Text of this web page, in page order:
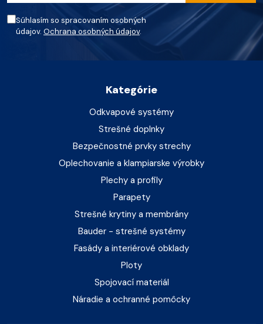
Súhlasím so spracovaním osobných
údajov. Ochrana osobných údajov.
Kategórie
Odkvapové systémy
Strešné doplnky
Bezpečnostné prvky strechy
Oplechovanie a klampiarske výrobky
Plechy a profily
Parapety
Strešné krytiny a membrány
Bauder - strešné systémy
Fasády a interiérové obklady
Ploty
Spojovací materiál
Náradie a ochranné pomôcky